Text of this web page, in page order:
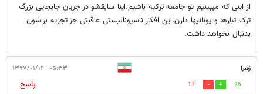
از اینی که میبینیم تو جامعه ترکیه باشیم.اینا سابقشو در جریان جابجایی بزرگ‌
ترک تبارها و یونانیها دارن.این افکار ناسیونالیستی عاقبتی جز تجزیه براشون
بدنبال نخواهد داشت.
زهرا ۰۵:۳۳ - ۱۳۹۷/۰۱/۱۴
26
17
پاسخ